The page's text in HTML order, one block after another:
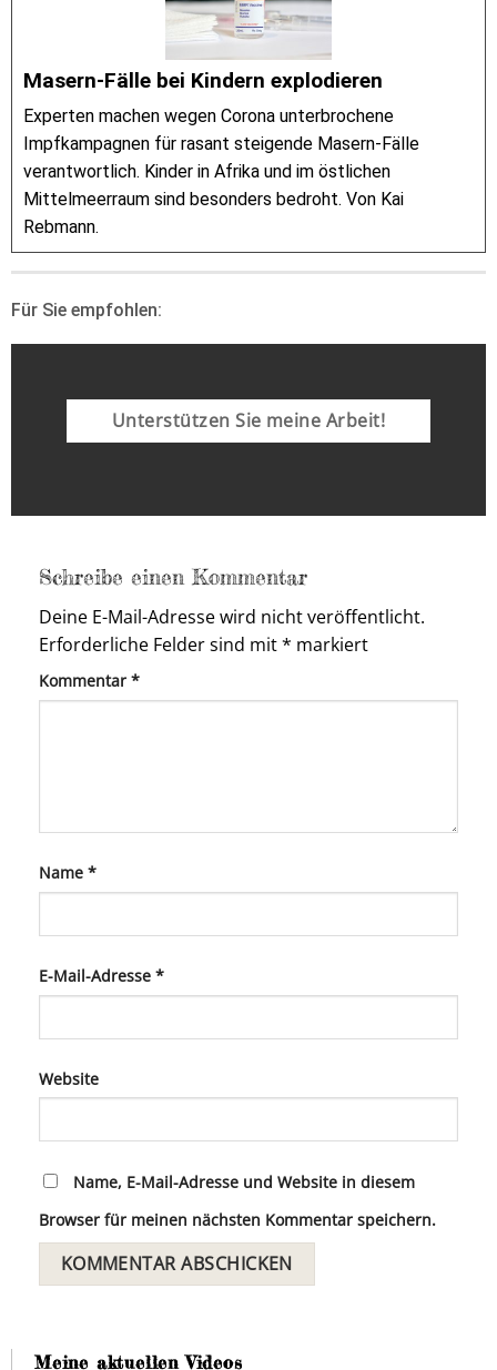
Masern-Fälle bei Kindern explodieren
Experten machen wegen Corona unterbrochene
Impfkampagnen für rasant steigende Masern-Fälle
verantwortlich. Kinder in Afrika und im östlichen
Mittelmeerraum sind besonders bedroht. Von Kai
Rebmann.
Für Sie empfohlen:
Unterstützen Sie meine Arbeit!
Schreibe einen Kommentar
Deine E-Mail-Adresse wird nicht veröffentlicht.
Erforderliche Felder sind mit* markiert
Kommentar *
Name *
E-Mail-Adresse *
Website
Name, E-Mail-Adresse und Website in diesem
Browser für meinen nächsten Kommentar speichern.
Meine aktuellen Videos